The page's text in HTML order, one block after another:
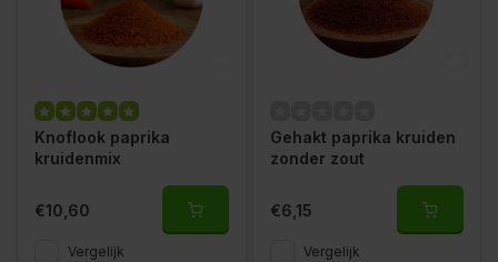
Knoflook paprika
kruidenmix
€10,60
Vergelijk
Gehakt paprika kruiden
zonder zout
€6,15
Vergelijk